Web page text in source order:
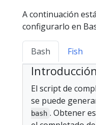
A continuación
configurarlo en
Bash Fish
Introducción
El script de
se puede
bash . Obtener